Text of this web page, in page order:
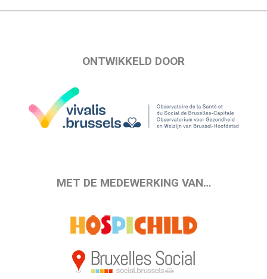
ONTWIKKELD DOOR
MET DE MEDEWERKING VAN…